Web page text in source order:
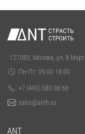
ANT
127083, Москва, ул. 8
Пн-Пт: 09:00-18:00
+7 (495) 080 08 68
sales@anth.ru